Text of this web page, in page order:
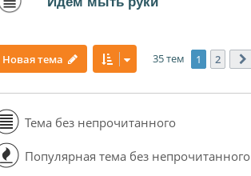
Новая тема 35 тем 1 2
Тема без непрочитанного
Популярная тема без непрочитанного